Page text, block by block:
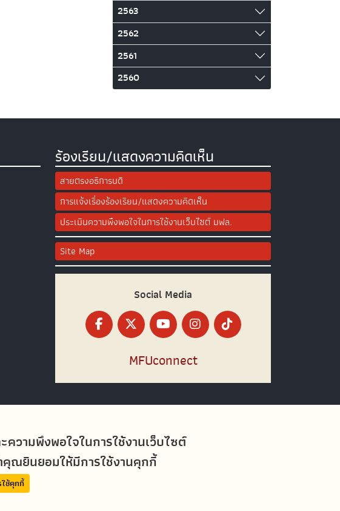
วามพึงพอใจในการใช้งานเว็บไซต์
คุณยินยอมให้มีการใช้งานคุกกี้
ช้คุกกี้
2563
2562
2561
2560
ร้องเรียน/แสดงความคิดเห็น
สายตรงอธิการบดี
การแจ้งเรื่องร้องเรียน/แสดงความคิดเห็น
ประเมินความพึงพอใจในการใช้งานเว็บไซต์ มฟล.
Site Map
Social Media
MFUconnect